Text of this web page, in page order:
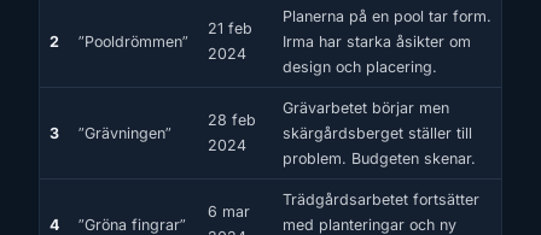
2 ”Pooldrömmen”
21 feb
2024
Planerna på en pool tar form.
Irma har starka åsikter om
design och placering.
3 ”Grävningen”
28 feb
2024
Grävarbetet börjar men
skärgårdsberget ställer till
problem. Budgeten skenar.
4 ”Gröna fingrar”
6 mar
Trädgårdsarbetet fortsätter
med planteringar och ny